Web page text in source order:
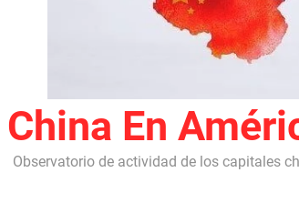
China En
Observatorio de actividad de los capitales